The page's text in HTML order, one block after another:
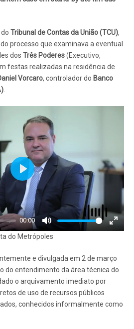
do Tribunal de Contas da União (TCU),
processo que examinava a eventual
dos Três Poderes(Executivo,
festas realizadas na residência de
Vorcaro, controlador do Banco
00:00
Mute
Enter
Play
do Metrópoles
e divulgada em 2 de março
do entendimento da área técnica do
o arquivamento imediato por
de uso de recursos públicos
conhecidos informalmente como